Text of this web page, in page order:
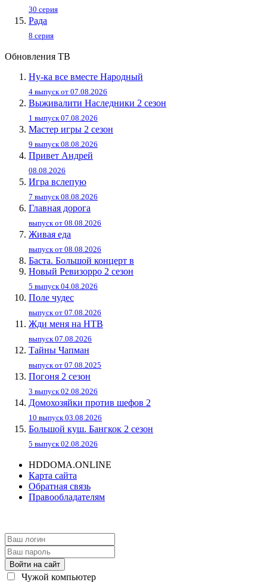
30 серия
Рада
8 серия
Обновления ТВ
Ну-ка все вместе Народный
4 выпуск от 07.08.2026
Выживалити Наследники 2 сезон
1 выпуск 07.08.2026
Мастер игры 2 сезон
9 выпуск 08.08.2026
Привет Андpей
08.08.2026
Игра вслепую
7 выпуск 08.08.2026
Главная дорога
выпуск от 08.08.2026
Живaя eдa
выпуск от 08.08.2026
Баста. Большой концерт в
Новый Ревизорро 2 сезон
5 выпуск 04.08.2026
Поле чудес
выпуск от 07.08.2026
Жди меня на НТВ
выпуск 07.08.2026
Тайны Чапман
выпуск от 07.08.2025
Погоня 2 сезон
3 выпуск 02.08.2026
Домохозяйки против шефов 2
10 выпуск 03.08.2026
Большой куш. Бангкок 2 сезон
5 выпуск 02.08.2026
HDDOMA.ONLINE
Карта сайта
Обратная связь
Правообладателям
Войти на сайт
Чужой компьютер